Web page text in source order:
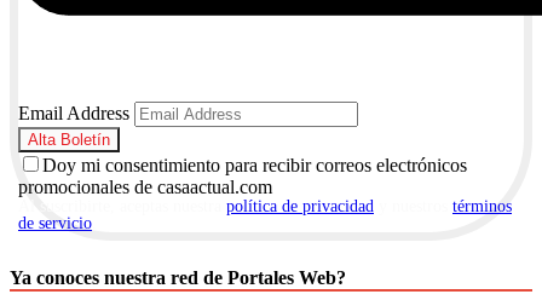
Email Address
Doy mi consentimiento para recibir correos electrónicos
promocionales de casaactual.com
política de privacidad
términos
de servicio
Ya conoces nuestra red de Portales Web?